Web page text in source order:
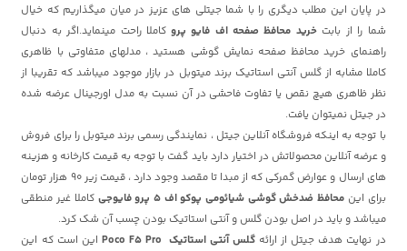
در پایان این مطلب دیگری را با شما جیتلی های عزیز در میان میگذاریم که خیال
شما را از بابتخرید محافظ صفحه اف فایو پرو کاملا راحت مینماید.اگر به دنبال
راهنمای خرید محافظ صفحه نمایش گوشی هستید ، مدلهای متفاوتی با ظاهری
کاملا مشابه از گلس آنتی استاتیک برند میتوبل در بازار موجود میباشد که تقریبا از
نظر ظاهری هیچ نقص یا تفاوت فاحشی در آن نسبت به مدل اورجینال عرضه شده
در جیتل نمیتوان یافت.
با توجه به اینکه فروشگاه آنلاین جیتل ، نمایندگی رسمی برند میتوبل را برای فروش
و عرضه آنلاین محصولاتش در اختیار دارد باید گفت با توجه به قیمت کارخانه و هزینه
های ارسال و عوارض گمرکی که از مبدا تا مقصد وجود دارد ، قیمت زیر 90 هزار تومان
برای این محافظ ضدخش گوشی شیائومی پوکو اف 5 پرو فایوجی
کاملا غیر منطقی
میباشد و باید در اصل بودن گلس و آنتی استاتیک بودن چسب آن شک کرد.
در نهایت هدف جیتل از ارائهگلس آنتی استاتیک Poco F5 Pro
این است که این